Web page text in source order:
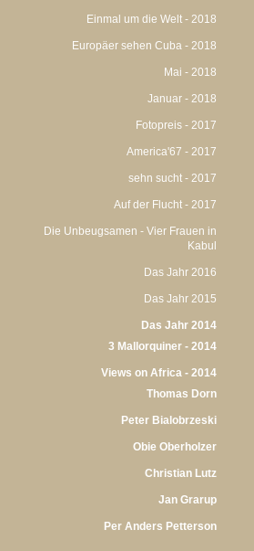
Einmal um die Welt - 2018
Europäer sehen Cuba - 2018
Mai - 2018
Januar - 2018
Fotopreis - 2017
America'67 - 2017
sehn sucht - 2017
Auf der Flucht - 2017
Die Unbeugsamen - Vier Frauen in
Kabul
Das Jahr 2016
Das Jahr 2015
Das Jahr 2014
3 Mallorquiner - 2014
Views on Africa - 2014
Thomas Dorn
Peter Bialobrzeski
Obie Oberholzer
Christian Lutz
Jan Grarup
Per Anders Petterson